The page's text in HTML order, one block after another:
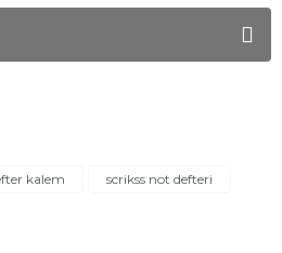
kalem
scrikss not defteri